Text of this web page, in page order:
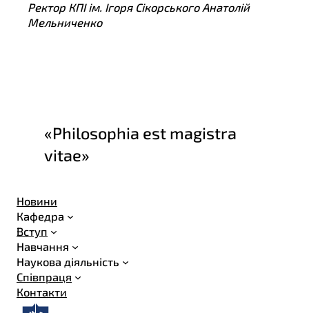
Ректор КПІ ім. Ігоря Сікорського Анатолій
Мельниченко
«Philosophia est magistra
vitae»
Новини
Кафедра
Вступ
Навчання
Наукова діяльність
Співпраця
Контакти